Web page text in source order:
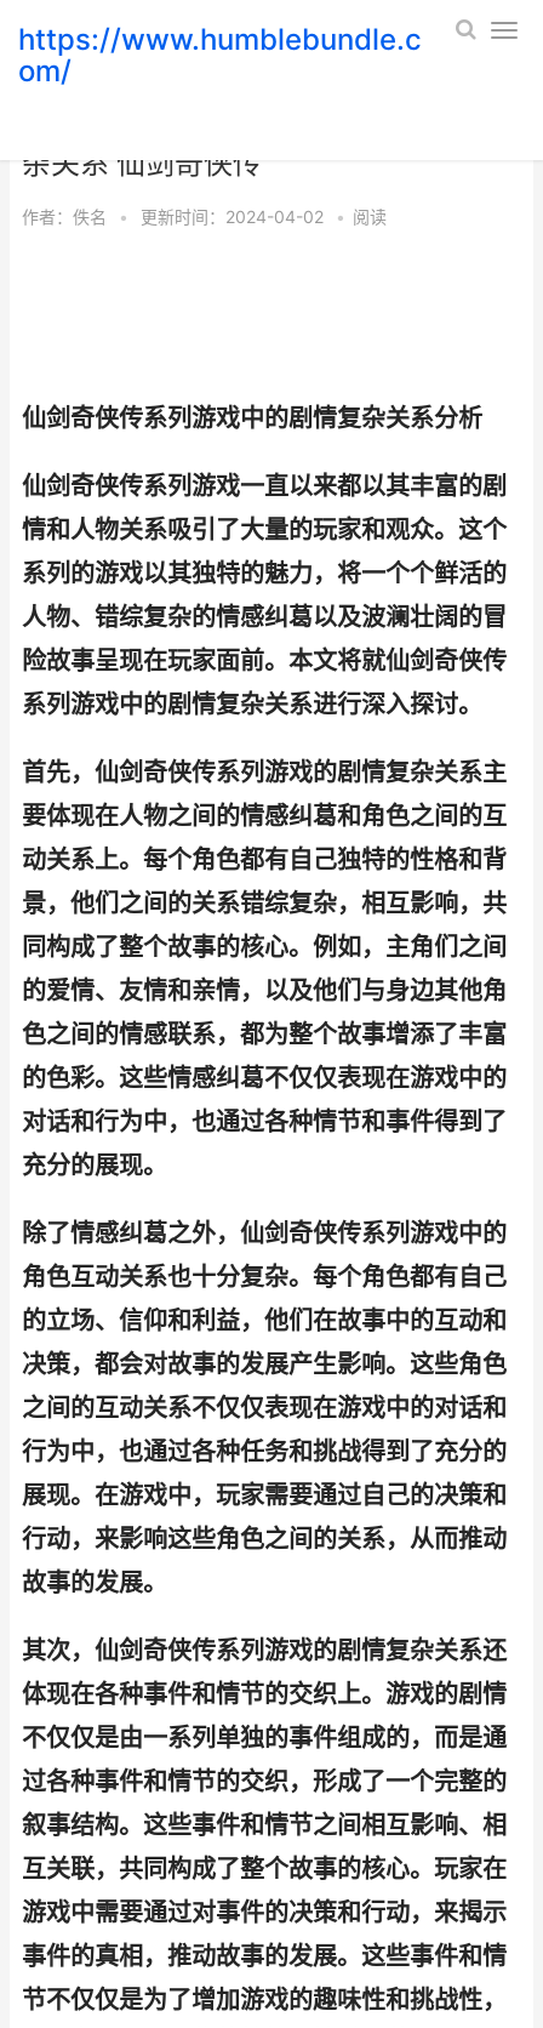
https://www.humblebundle.c
om/
杂关系 仙剑奇侠传
作者： 佚名 • 更新时间：2024-04-02 • 阅读
仙剑奇侠传系列游戏中的剧情复杂关系分析
仙剑奇侠传系列游戏一直以来都以其丰富的剧
情和人物关系吸引了大量的玩家和观众。这个
系列的游戏以其独特的魅力，将一个个鲜活的
人物、错综复杂的情感纠葛以及波澜壮阔的冒
险故事呈现在玩家面前。本文将就仙剑奇侠传
系列游戏中的剧情复杂关系进行深入探讨。
首先，仙剑奇侠传系列游戏的剧情复杂关系主
要体现在人物之间的情感纠葛和角色之间的互
动关系上。每个角色都有自己独特的性格和背
景，他们之间的关系错综复杂，相互影响，共
同构成了整个故事的核心。例如，主角们之间
的爱情、友情和亲情，以及他们与身边其他角
色之间的情感联系，都为整个故事增添了丰富
的色彩。这些情感纠葛不仅仅表现在游戏中的
对话和行为中，也通过各种情节和事件得到了
充分的展现。
除了情感纠葛之外，仙剑奇侠传系列游戏中的
角色互动关系也十分复杂。每个角色都有自己
的立场、信仰和利益，他们在故事中的互动和
决策，都会对故事的发展产生影响。这些角色
之间的互动关系不仅仅表现在游戏中的对话和
行为中，也通过各种任务和挑战得到了充分的
展现。在游戏中，玩家需要通过自己的决策和
行动，来影响这些角色之间的关系，从而推动
故事的发展。
其次，仙剑奇侠传系列游戏的剧情复杂关系还
体现在各种事件和情节的交织上。游戏的剧情
不仅仅是由一系列单独的事件组成的，而是通
过各种事件和情节的交织，形成了一个完整的
叙事结构。这些事件和情节之间相互影响、相
互关联，共同构成了整个故事的核心。玩家在
游戏中需要通过对事件的决策和行动，来揭示
事件的真相，推动故事的发展。这些事件和情
节不仅仅是为了增加游戏的趣味性和挑战性，